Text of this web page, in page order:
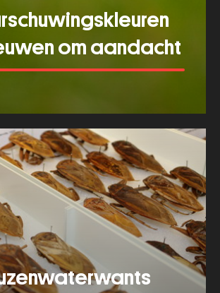
om aandacht
schreeuwen
om
aandacht